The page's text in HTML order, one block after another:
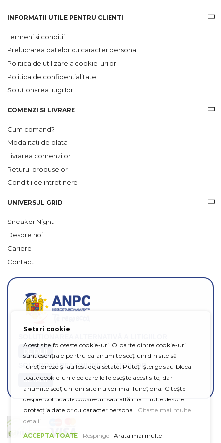
INFORMATII UTILE PENTRU CLIENTI
Termeni si conditii
Prelucrarea datelor cu caracter personal
Politica de utilizare a cookie-urilor
Politica de confidentialitate
Solutionarea litigiilor
COMENZI SI LIVRARE
Cum comand?
Modalitati de plata
Livrarea comenzilor
Returul produselor
Conditii de intretinere
UNIVERSUL GRID
Sneaker Night
Despre noi
Cariere
Contact
SOLUȚIONAREA ONLINE A LITIGIILOR
DETALII
Setari cookie
Acest site foloseste cookie-uri. O parte dintre cookie-uri
sunt esențiale pentru ca anumite secțiuni din site să
funcționeze și au fost deja setate. Puteți șterge sau bloca
toate cookie-urile pe care le folosește acest site, dar
anumite secțiuni din site nu vor mai funcționa. Citește
despre politica de cookie-uri sau află mai multe despre
protecția datelor cu caracter personal. Citeste mai multe
detalii
ACCEPTA TOATE
Respinge Arata mai multe